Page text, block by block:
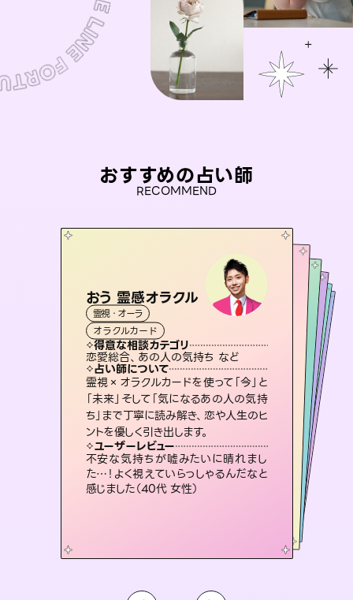
おすすめの占い師
RECOMMEND
おう 霊感オラクル
霊視・オーラ
オラクルカード
得意な相談カテゴリ
恋愛総合、あの人の気持ち など
占い師について
霊視×オラクルカードを使って「今」と
「未来」そして「気になるあの人の気持
ち」まで丁寧に読み解き、恋や人生のヒ
ントを優しく引き出します。
ユーザーレビュー
不安な気持ちが嘘みたいに晴れまし
た…！よく視えていらっしゃるんだなと
感じました（40代 女性）
桃源珠羽（とうげんみう
霊視・オーラ
スピリチュアル・リーディング
得意な相談カテゴリ
片想い、あの人の気持ち、復縁 など
占い師について
恋愛のお悩みの中でも特に「曖昧な関
係」の相談を得意としており、友達以上
恋人未満なお相手との今後や本音を丁
寧に読み解き恋愛成就へと導きます。
ユーザーレビュー
鑑定していただいてアドバイス通りに行
動すると仲が復活してきました。ありが
とうございました（40代 女性）
セラピスト理恵
霊視・オーラ
スピリチュアル・リーディング
得意な相談カテゴリ
片想い、二人の未来、年の差 など
占い師について
連絡再開、復縁、成就などの報告実績
多数。セラピストとして2万超の施術経
験があるからこそできる鑑定で、より良
い未来をサポートします。
ユーザーレビュー
とても心温まる鑑定でした。しかもこち
らは何も言っていないのに視えていらっ
しゃるんだなと驚きです（30代女性）
アイリス -iris-
西洋占星術
ルーン
得意な相談カテゴリ
恋愛総合、片想い、二人の未来 など
占い師について
復縁、恋愛、不倫の行方、同性愛や片思い、仕事関係や借金問題まで知りたいことや心の負担になっていることを紐解き、背中をそっと押して導きます。
ユーザーレビュー
安心感のあり、言い切ってくれる所や濁
さない鑑定のおかげで、毎回自分の気
持ちを整えられます（30代 男性）
スピリチュアル・リーディング
得意な相談カテゴリ
片想い、あの人の気持ち、復縁 など
占い師について
3,700年以上の歴史を持つ東洋最古の
占術「易占」で詳細まで占い、幸せへ向
かう道筋を示します。厳しい結果にも具
体的な対策をお伝えします。
ユーザーレビュー
複雑な背景もしっかり聞いて鑑定して
いただけました。気持ちが楽になりまし
た（50代 女性）
霊視・オーラ 心理学
スピリチュアル・リーディング
得意な相談カテゴリ
出逢い、片想い、復縁 など
占い師について
未来には何パターンもの選択肢があり
ます。不安で視えにくくなっているあな
たの素敵な未来を見つけ、その未来を
選択できるようアドバイスします。
ユーザーレビュー
職場の人の性質や人間関係、本心など
本当によく視えていてびっくり。対策が
打てて前向きになれます（40代）